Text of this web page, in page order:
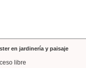
en jardinería y paisaje
libre